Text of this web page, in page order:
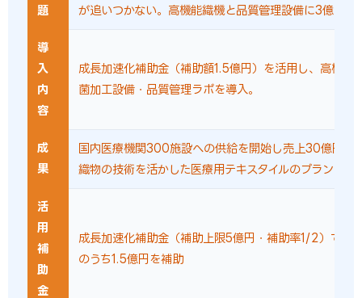
題
が追いつかない。高機能織機と品質管理設備に3億円必
導
入
内
容
成長加速化補助金（補助額1.5億円）を活用し、高機能
菌加工設備・品質管理ラボを導入。
成
果
国内医療機関300施設への供給を開始し売上30億円を
織物の技術を活かした医療用テキスタイルのブランド確
活
用
補
助
金
成長加速化補助金（補助上限5億円・補助率1/2）で設
のうち1.5億円を補助